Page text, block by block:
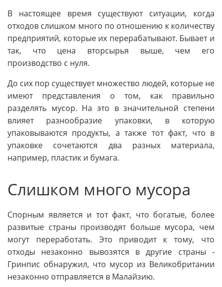
В настоящее время существуют ситуации, когда
отходов слишком много по отношению к количеству
предприятий, которые их перерабатывают. Бывает и
так, что цена вторсырья выше, чем его
производство с нуля.
До сих пор существует множество людей, которые не
имеют представления о том, как правильно
разделять мусор. На это в значительной степени
влияет разнообразие упаковки, в которую
упаковываются продукты, а также тот факт, что в
упаковке сочетаются два разных материала,
например, пластик и бумага.
Слишком много мусора
Спорным является и тот факт, что богатые, более
развитые страны производят больше мусора, чем
могут переработать. Это приводит к тому, что
отходы незаконно вывозятся в другие страны -
Гринпис обнаружил, что мусор из Великобритании
незаконно отправляется в Малайзию.